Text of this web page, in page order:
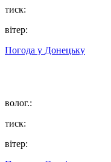
тиск:
вітер:
Погода у Донецьку
волог.:
тиск:
вітер: